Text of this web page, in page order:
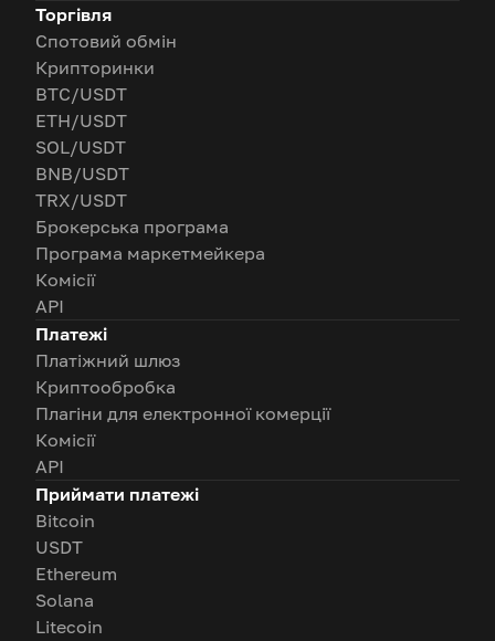
Торгівля
Спотовий обмін
Крипторинки
BTC/USDT
ETH/USDT
SOL/USDT
BNB/USDT
TRX/USDT
Брокерська програма
Програма маркетмейкера
Комісії
API
Платежі
Платіжний шлюз
Криптообробка
Плагіни для електронної комерції
Комісії
API
Приймати платежі
Bitcoin
USDT
Ethereum
Solana
Litecoin